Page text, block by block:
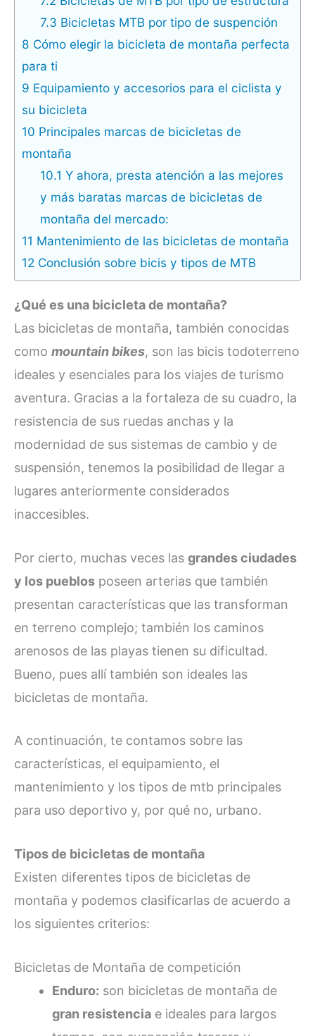
7.3 Bicicletas MTB por tipo de suspención
8 Cómo elegir la bicicleta de montaña perfecta
para ti
9 Equipamiento y accesorios para el ciclista y
su bicicleta
10 Principales marcas de bicicletas de
montaña
10.1 Y ahora, presta atención a las mejores
y más baratas marcas de bicicletas de
montaña del mercado:
11 Mantenimiento de las bicicletas de montaña
12 Conclusión sobre bicis y tipos de MTB
¿Qué es una bicicleta de montaña?
Las bicicletas de montaña, también conocidas
como mountain bikes, son las bicis todoterreno
ideales y esenciales para los viajes de turismo
aventura. Gracias a la fortaleza de su cuadro, la
resistencia de sus ruedas anchas y la
modernidad de sus sistemas de cambio y de
suspensión, tenemos la posibilidad de llegar a
lugares anteriormente considerados
inaccesibles.
Por cierto, muchas veces las grandes ciudades
y los pueblos poseen arterias que también
presentan características que las transforman
en terreno complejo; también los caminos
arenosos de las playas tienen su dificultad.
Bueno, pues allí también son ideales las
bicicletas de montaña.
A continuación, te contamos sobre las
características, el equipamiento, el
mantenimiento y los tipos de mtb principales
para uso deportivo y, por qué no, urbano.
Tipos de bicicletas de montaña
Existen diferentes tipos de bicicletas de
montaña y podemos clasificarlas de acuerdo a
los siguientes criterios:
Bicicletas de Montaña de competición
Enduro: son bicicletas de montaña de
gran resistencia e ideales para largos